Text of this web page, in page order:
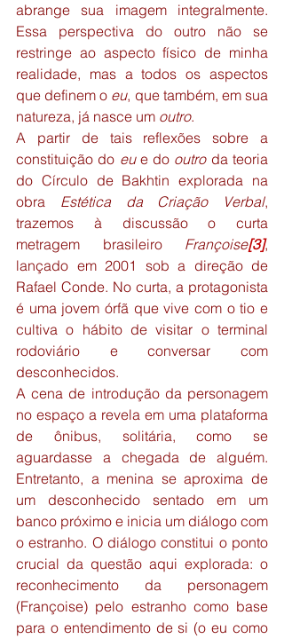
abrange sua imagem integralmente.
Essa perspectiva do outro não se
restringe ao aspecto físico de minha
realidade, mas a todos os aspectos
que definem o eu, que também, em sua
natureza, já nasce um outro.
A partir de tais reflexões sobre a
constituição do eu e do outro da teoria
do Círculo de Bakhtin explorada na
obra Estética da Criação Verbal,
trazemos à discussão o curta
metragem brasileiro Françoise[3],
lançado em 2001 sob a direção de
Rafael Conde. No curta, a protagonista
é uma jovem órfã que vive com o tio e
cultiva o hábito de visitar o terminal
rodoviário e conversar com
desconhecidos.
A cena de introdução da personagem
no espaço a revela em uma plataforma
de ônibus, solitária, como se
aguardasse a chegada de alguém.
Entretanto, a menina se aproxima de
um desconhecido sentado em um
banco próximo e inicia um diálogo com
o estranho. O diálogo constitui o ponto
crucial da questão aqui explorada: o
reconhecimento da personagem
(Françoise) pelo estranho como base
para o entendimento de si (o eu como